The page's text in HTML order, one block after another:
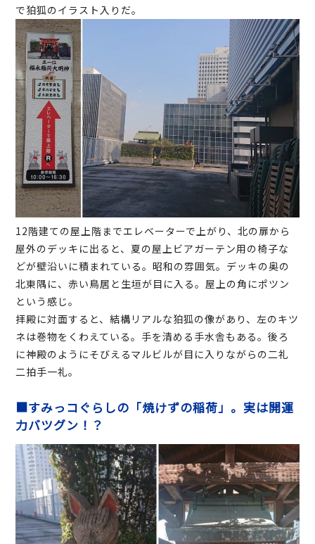
で狛狐のイラスト入りだ。
12階建ての屋上階までエレベーターで上がり、北の扉から
屋外のデッキに出ると、夏の屋上ビアガーテン用の椅子な
どが壁沿いに積まれている。昭和の雰囲気。デッキの奥の
北東隅に、赤い鳥居と生垣が目に入る。屋上の角にポツン
という感じ。
拝殿に対面すると、結構リアルな狛狐の像があり、左のキツ
ネは巻物をくわえている。手を清める手水舎もある。後ろ
に神殿のようにそびえるマルビルが目に入りながらの二礼
二拍手一礼。
■すみっコぐらしの「焼けずの稲荷」。実は開運
力バツグン！？